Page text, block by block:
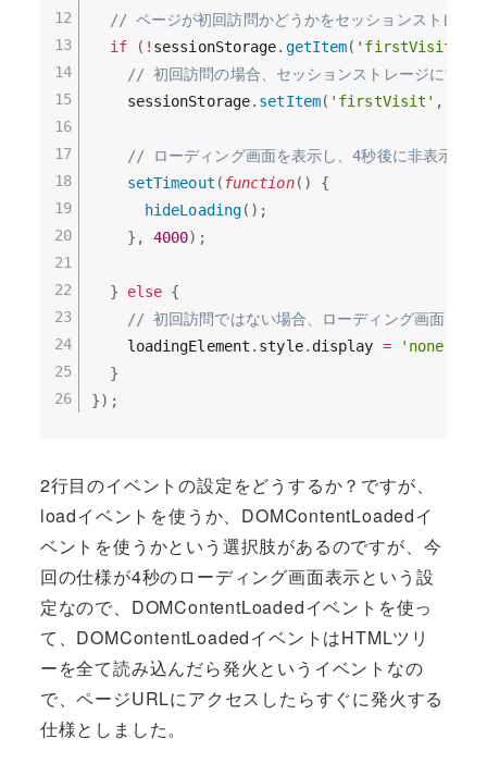
// ページが初回訪問かどうかをセッションストレー
if
( ! sessionStorage. getItem( 'firstVisit'
// 初回訪問の場合、セッションストレージにフラ
    sessionStorage
. setItem( 'firstVisit' ,
// ローディング画面を表示し、4秒後に非表示にす
setTimeout ( function( )
{
hideLoading( ) ;
} , 4000) ;
} else {
// 初回訪問ではない場合、ローディング画面を非
    loadingElement
. style. display = 'none'
}
}) ;
2行目のイベントの設定をどうするか？ですが、
loadイベントを使うか、DOMContentLoadedイ
ベントを使うかという選択肢があるのですが、今
回の仕様が4秒のローディング画面表示という設
定なので、DOMContentLoadedイベントを使っ
て、DOMContentLoadedイベントはHTMLツリ
ーを全て読み込んだら発火というイベントなの
で、ページURLにアクセスしたらすぐに発火する
仕様としました。